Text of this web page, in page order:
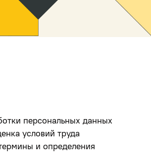
персональных данных
условий труда
и определения